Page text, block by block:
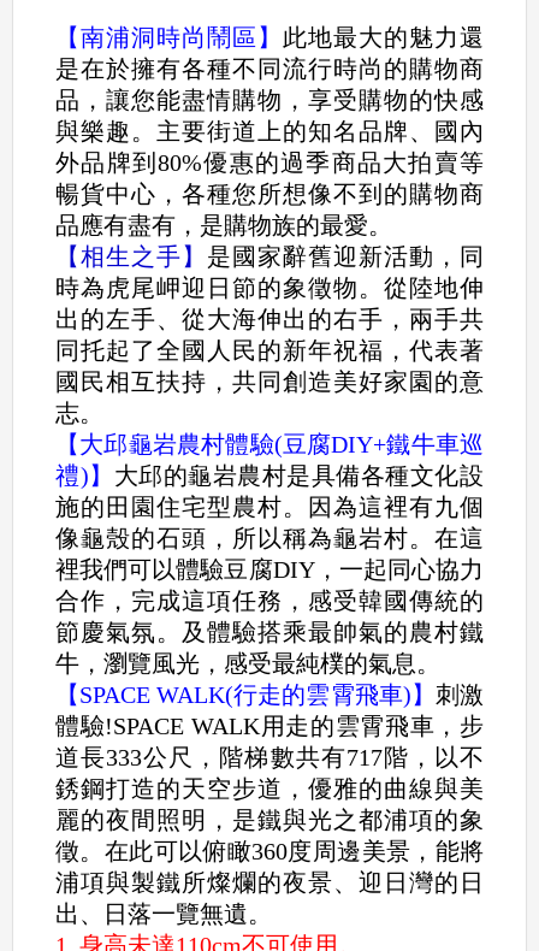
【南浦洞時尚鬧區】 此地最大的魅力還
是在於擁有各種不同流行時尚的購物商
品，讓您能盡情購物，享受購物的快感
與樂趣。主要街道上的知名品牌、國內
外品牌到80%優惠的過季商品大拍賣等
暢貨中心，各種您所想像不到的購物商
品應有盡有，是購物族的最愛。
【相生之手】 是國家辭舊迎新活動，同
時為虎尾岬迎日節的象徵物。從陸地伸
出的左手、從大海伸出的右手，兩手共
同托起了全國人民的新年祝福，代表著
國民相互扶持，共同創造美好家園的意
志。
【大邱龜岩農村體驗(豆腐DIY+鐵牛車巡
禮)】 大邱的龜岩農村是具備各種文化設
施的田園住宅型農村。因為這裡有九個
像龜殼的石頭，所以稱為龜岩村。在這
裡我們可以體驗豆腐DIY，一起同心協力
合作，完成這項任務，感受韓國傳統的
節慶氣氛。及體驗搭乘最帥氣的農村鐵
牛，瀏覽風光，感受最純樸的氣息。
【SPACE WALK(行走的雲霄飛車)】 刺激
體驗!SPACE WALK用走的雲霄飛車，步
道長333公尺，階梯數共有717階，以不
銹鋼打造的天空步道，優雅的曲線與美
麗的夜間照明，是鐵與光之都浦項的象
徵。在此可以俯瞰360度周邊美景，能將
浦項與製鐵所燦爛的夜景、迎日灣的日
出、日落一覽無遺。
1 .身高未達110cm不可使用。